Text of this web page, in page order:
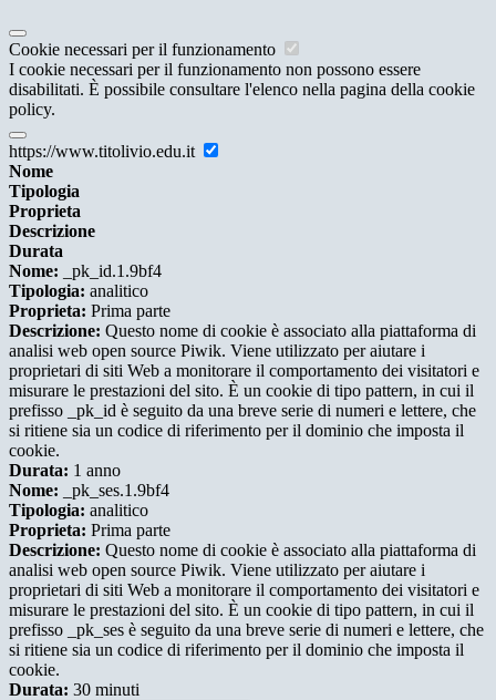
Cookie necessari per il funzionamento
I cookie necessari per il funzionamento non possono essere
disabilitati. È possibile consultare l'elenco nella pagina della cookie
policy.
https://www.titolivio.edu.it
Nome
Tipologia
Proprieta
Descrizione
Durata
Nome: _pk_id.1.9bf4
Tipologia: analitico
Proprieta: Prima parte
Descrizione: Questo nome di cookie è associato alla piattaforma di
analisi web open source Piwik. Viene utilizzato per aiutare i
proprietari di siti Web a monitorare il comportamento dei visitatori e
misurare le prestazioni del sito. È un cookie di tipo pattern, in cui il
prefisso _pk_id è seguito da una breve serie di numeri e lettere, che
si ritiene sia un codice di riferimento per il dominio che imposta il
cookie.
Durata: 1 anno
Nome: _pk_ses.1.9bf4
Tipologia: analitico
Proprieta: Prima parte
Descrizione: Questo nome di cookie è associato alla piattaforma di
analisi web open source Piwik. Viene utilizzato per aiutare i
proprietari di siti Web a monitorare il comportamento dei visitatori e
misurare le prestazioni del sito. È un cookie di tipo pattern, in cui il
prefisso _pk_ses è seguito da una breve serie di numeri e lettere, che
si ritiene sia un codice di riferimento per il dominio che imposta il
cookie.
Durata: 30 minuti